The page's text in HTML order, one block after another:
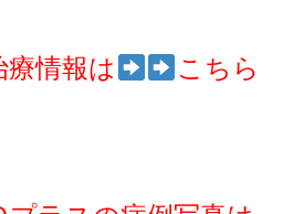
情報は こちら